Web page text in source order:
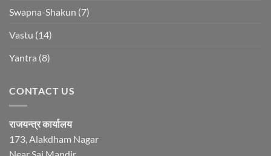
Swapna-Shakun (7)
Vastu (14)
Yantra (8)
CONTACT US
राजयन्त्र कार्यालय
173, Alakdham Nagar